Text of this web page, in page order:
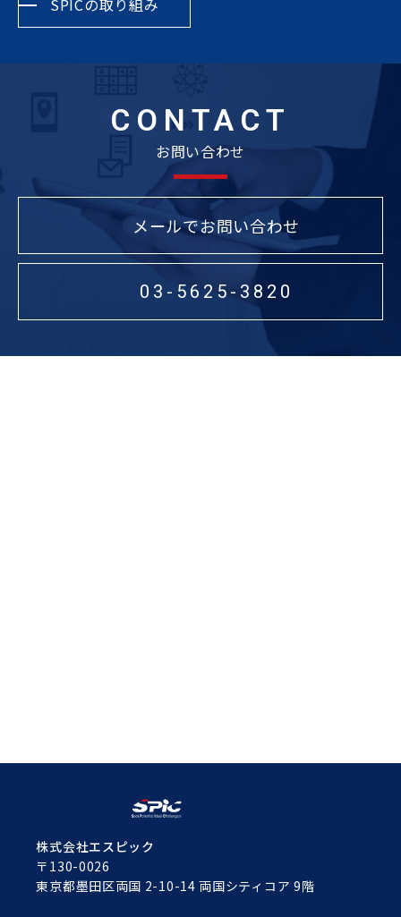
SPICの取り組み
CONTACT
お問い合わせ
メールでお問い合わせ
03-5625-3820
株式会社エスピック
〒130-0026
東京都墨田区両国 2-10-14 両国シティコア 9階